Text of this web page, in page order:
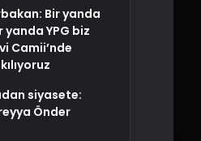
Bir yanda
yanda YPG biz
Camii’nde
siyasete:
Önder